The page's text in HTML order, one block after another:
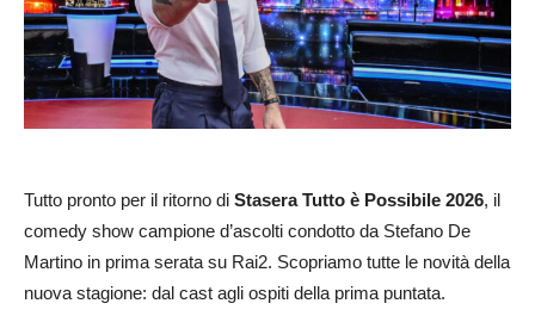
Tutto pronto per il ritorno di Stasera Tutto è Possibile 2026, il
comedy show campione d’ascolti condotto da Stefano De
Martino in prima serata su Rai2. Scopriamo tutte le novità della
nuova stagione: dal cast agli ospiti della prima puntata.